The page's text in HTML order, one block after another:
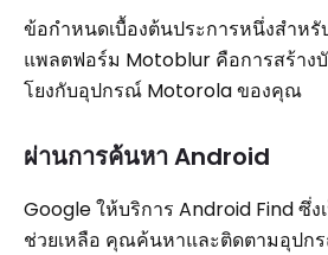
ข้อกำหนดเบื้องต้นประการหนึ่งสำหรั
แพลตฟอร์ม Motoblur คือการสร้าง
โยงกับอุปกรณ์ Motorola ของคุณ
ผ่านการค้นหา Android
Google ให้บริการ Android Find ซึ่ง
ช่วยเหลือ คุณค้นหาและติดตามอุป